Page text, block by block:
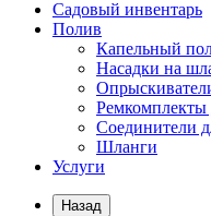
Садовый инвентарь
Полив
Капельный
Насадки на
Ремкомплекты
Соединители
Шланги
Услуги
Назад